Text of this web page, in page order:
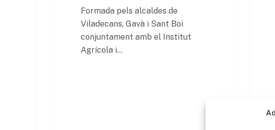
Formada pels alcaldes de
Viladecans, Gavà i Sant Boi
conjuntament amb el Institut
Agrícola i…